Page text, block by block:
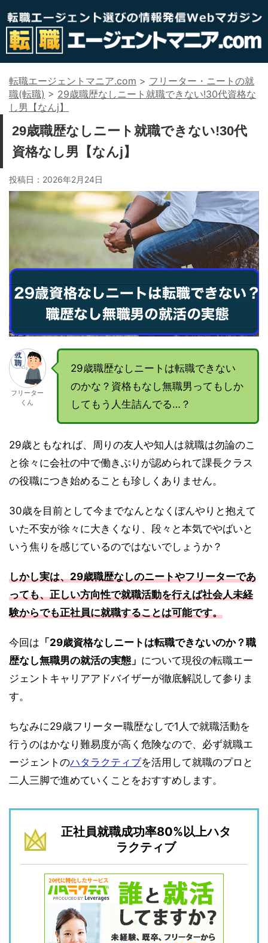
転職エージェントマニア.com > フリーター・ニートの就
職(転職) > 29歳職歴なしニート就職できない!30代資格な
し男【なんj】
29歳職歴なしニート就職できない!30代
資格なし男【なんj】
投稿日： 2026年2月24日
フリーター
くん
29歳職歴なしニートは転職できない
のかな？資格もなし無職男ってもしか
してもう人生詰んでる…？
29歳ともなれば、周りの友人や知人は就職は勿論のこ
と徐々に会社の中で働きぶりが認められて課長クラス
の役職につき始めることも珍しくありません。
30歳を目前として今までなんとなくぼんやりと抱えて
いた不安が徐々に大きくなり、段々と本気でやばいと
いう焦りを感じているのではないでしょうか？
しかし実は、29歳職歴なしのニートやフリーターであ
っても、正しい方向性で就職活動を行えば社会人未経
験からでも正社員に就職することは可能です。
今回は 「29歳資格なしニートは転職できないのか？職
歴なし無職男の就活の実態」 について現役の転職エー
ジェントキャリアアドバイザーが徹底解説して参りま
す。
ちなみに29歳フリーター職歴なしで1人で就職活動を
行うのはかなり難易度が高く危険なので、必ず就職エ
ージェントのハタラクティブを活用して就職のプロと
二人三脚で進めていくことをおすすめします。
正社員就職成功率80%以上ハタ
ラクティブ